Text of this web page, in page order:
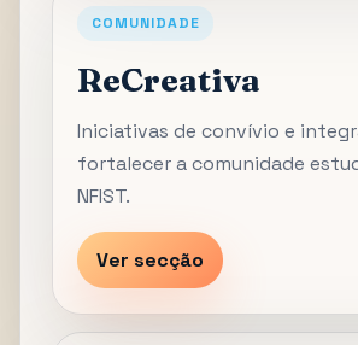
COMUNIDADE
ReCreativa
Iniciativas de convívio e
fortalecer a comunidade
NFIST.
Ver secção